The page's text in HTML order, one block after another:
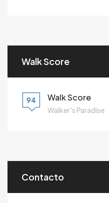
Walk Score
94 Walk Score
Walker's Paradise
Contacto